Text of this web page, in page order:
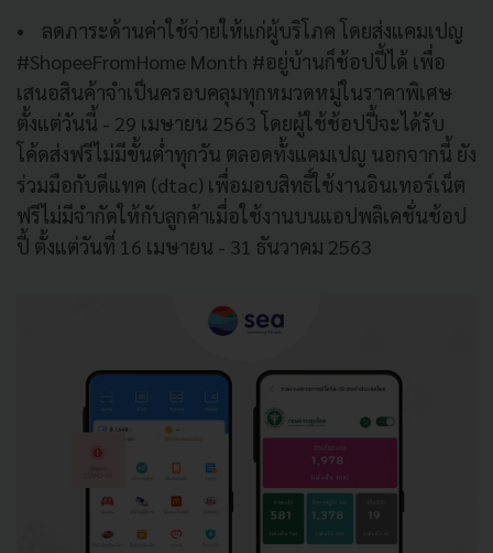
• ลดภาระด้านค่าใช้จ่ายให้แก่ผู้บริโภค โดยส่งแคมเปญ
#ShopeeFromHome Month #อยู่บ้านก็ช้อปปี้ได้ เพื่อ
เสนอสินค้าจำเป็นครอบคลุมทุกหมวดหมู่ในราคาพิเศษ
ตั้งแต่วันนี้ - 29 เมษายน 2563 โดยผู้ใช้ช้อปปี้จะได้รับ
โค้ดส่งฟรีไม่มีขั้นต่ำทุกวัน ตลอดทั้งแคมเปญ นอกจากนี้ ยัง
ร่วมมือกับดีแทค (dtac) เพื่อมอบสิทธิ์ใช้งานอินเทอร์เน็ต
ฟรีไม่มีจำกัดให้กับลูกค้าเมื่อใช้งานบนแอปพลิเคชั่นช้อป
ปี้ ตั้งแต่วันที่ 16 เมษายน - 31 ธันวาคม 2563